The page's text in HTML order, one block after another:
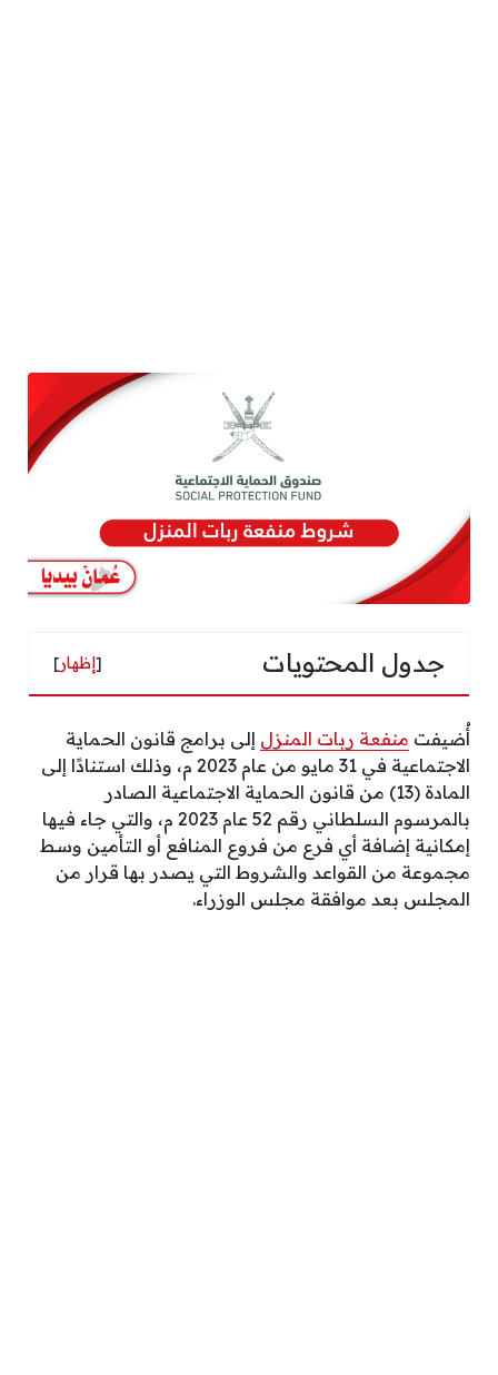
جدول المحتويات [إظهار]
أُضيفت منفعة ربات المنزل إلى برامج قانون الحماية
الاجتماعية في 31 مايو من عام 2023 م، وذلك استنادًا إلى
المادة (13) من قانون الحماية الاجتماعية الصادر
بالمرسوم السلطاني رقم 52 عام 2023 م، والتي جاء فيها
إمكانية إضافة أي فرع من فروع المنافع أو التأمين وسط
مجموعة من القواعد والشروط التي يصدر بها قرار من
المجلس بعد موافقة مجلس الوزراء.